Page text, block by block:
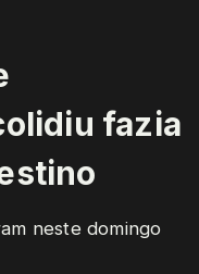
fazia
neste domingo